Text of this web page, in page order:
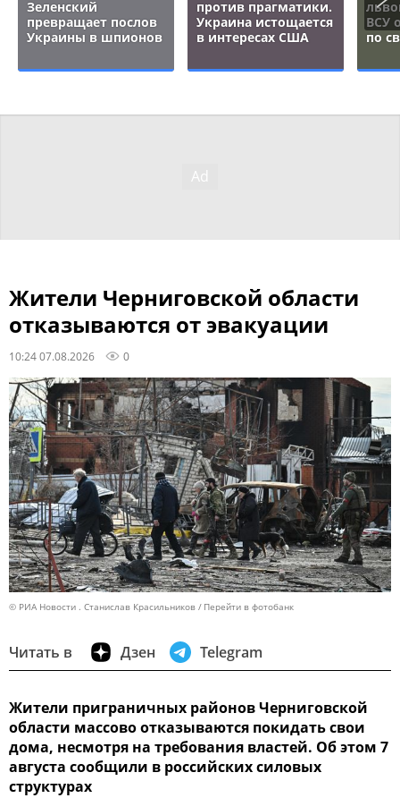
Зеленский
превращает послов
Украины в шпионов
против прагматики.
Украина истощается
в интересах США
ВСУ
по
Жители Черниговской области
отказываются от эвакуации
10:24 07.08.2026 0
© РИА Новости . Станислав Красильников Перейти в фотобанк
Читать в Дзен Telegram
Жители приграничных районов Черниговской
области массово отказываются покидать свои
дома, несмотря на требования властей. Об этом 7
августа сообщили в российских силовых
структурах